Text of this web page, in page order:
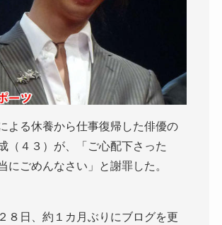
よる休養から仕事復帰した俳優の
（４３）が、「ご心配下さった
にごめんなさい」と謝罪した。
８日、約１カ月ぶりにブログを更